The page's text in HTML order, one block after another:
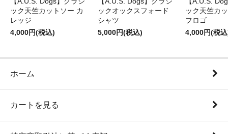
ック天竺カットソー カ
レッジ
4,000円(税込)
ックオックスフォード
シャツ
5,000円(税込)
ック天竺カ
フロゴ
4,000円(税
ホーム
カートを見る